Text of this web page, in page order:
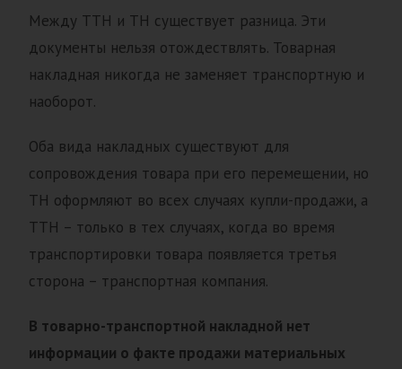
Между ТТН и ТН существует разница. Эти
документы нельзя отождествлять. Товарная
накладная никогда не заменяет транспортную и
наоборот.
Оба вида накладных существуют для
сопровождения товара при его перемещении, но
ТН оформляют во всех случаях купли-продажи, а
ТТН – только в тех случаях, когда во время
транспортировки товара появляется третья
сторона – транспортная компания.
В товарно-транспортной накладной нет
информации о факте продажи материальных